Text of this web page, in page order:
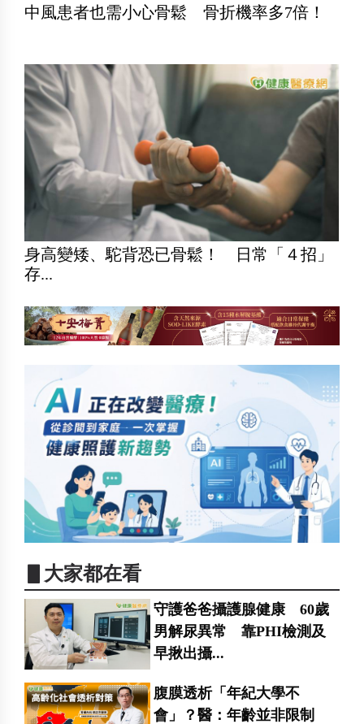
中風患者也需小心骨鬆 骨折機率多7倍！
身高變矮、駝背恐已骨鬆！ 日常「４招」
存...
▋大家都在看
守護爸爸攝護腺健康 60歲
男解尿異常 靠PHI檢測及
早揪出攝...
腹膜透析「年紀大學不
會」？醫：年齡並非限制